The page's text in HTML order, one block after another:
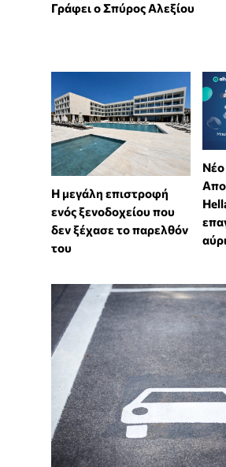
Γράφει ο Σπύρος Αλεξίου
Η μεγάλη επιστροφή
ενός ξενοδοχείου που
δεν ξέχασε το παρελθόν
του